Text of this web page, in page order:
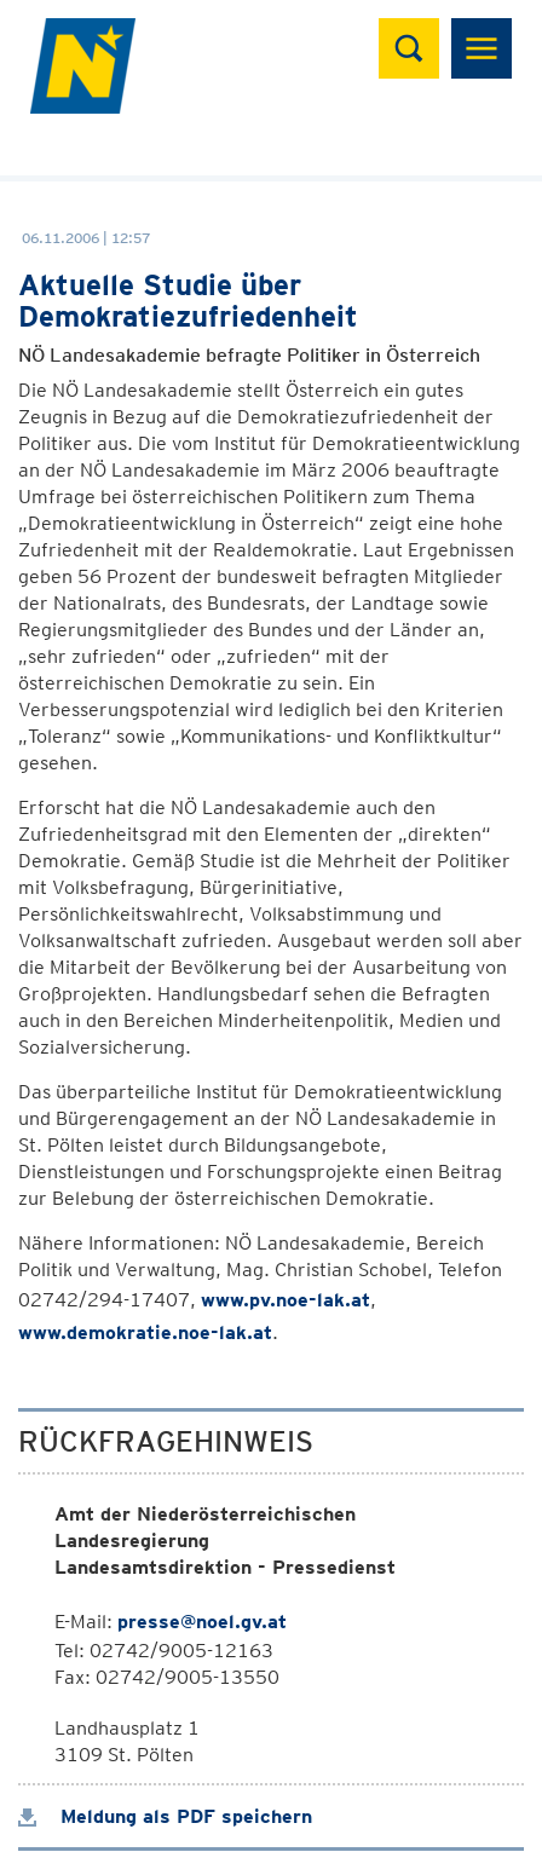
Suchen
06.11.2006 | 12:57
Aktuelle Studie über
Demokratiezufriedenheit
NÖ Landesakademie befragte Politiker in Österreich
Die NÖ Landesakademie stellt Österreich ein gutes
Zeugnis in Bezug auf die Demokratiezufriedenheit der
Politiker aus. Die vom Institut für Demokratieentwicklung
an der NÖ Landesakademie im März 2006 beauftragte
Umfrage bei österreichischen Politikern zum Thema
„Demokratieentwicklung in Österreich“ zeigt eine hohe
Zufriedenheit mit der Realdemokratie. Laut Ergebnissen
geben 56 Prozent der bundesweit befragten Mitglieder
der Nationalrats, des Bundesrats, der Landtage sowie
Regierungsmitglieder des Bundes und der Länder an,
„sehr zufrieden“ oder „zufrieden“ mit der
österreichischen Demokratie zu sein. Ein
Verbesserungspotenzial wird lediglich bei den Kriterien
„Toleranz“ sowie „Kommunikations- und Konfliktkultur“
gesehen.
Erforscht hat die NÖ Landesakademie auch den
Zufriedenheitsgrad mit den Elementen der „direkten“
Demokratie. Gemäß Studie ist die Mehrheit der Politiker
mit Volksbefragung, Bürgerinitiative,
Persönlichkeitswahlrecht, Volksabstimmung und
Volksanwaltschaft zufrieden. Ausgebaut werden soll aber
die Mitarbeit der Bevölkerung bei der Ausarbeitung von
Großprojekten. Handlungsbedarf sehen die Befragten
auch in den Bereichen Minderheitenpolitik, Medien und
Sozialversicherung.
Das überparteiliche Institut für Demokratieentwicklung
und Bürgerengagement an der NÖ Landesakademie in
St. Pölten leistet durch Bildungsangebote,
Dienstleistungen und Forschungsprojekte einen Beitrag
zur Belebung der österreichischen Demokratie.
Nähere Informationen: NÖ Landesakademie, Bereich
Politik und Verwaltung, Mag. Christian Schobel, Telefon
02742/294-17407, www.pv.noe-lak.at,
www.demokratie.noe-lak.at.
RÜCKFRAGEHINWEIS
Amt der Niederösterreichischen
Landesregierung
Landesamtsdirektion - Pressedienst
E-Mail: presse@noel.gv.at
Tel: 02742/9005-12163
Fax: 02742/9005-13550
Landhausplatz 1
3109 St. Pölten
Meldung als PDF speichern